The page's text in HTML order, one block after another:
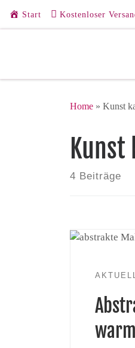
Zum Inhalt springen
Start Kostenloser
Home » Kunst
Kunst
4 Beiträge